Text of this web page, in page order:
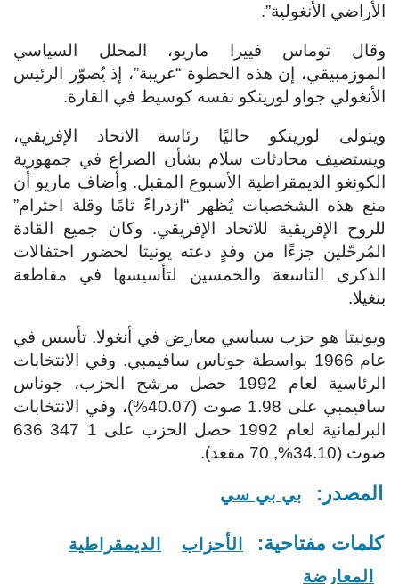
الأراضي الأنغولية”.
وقال توماس فييرا ماريو، المحلل السياسي
الموزمبيقي، إن هذه الخطوة “غريبة”، إذ يُصوّر الرئيس
الأنغولي جواو لورينكو نفسه كوسيط في القارة.
ويتولى لورينكو حاليًا رئاسة الاتحاد الإفريقي،
ويستضيف محادثات سلام بشأن الصراع في جمهورية
الكونغو الديمقراطية الأسبوع المقبل. وأضاف ماريو أن
منع هذه الشخصيات يُظهر “ازدراءً تامًا وقلة احترام”
للروح الإفريقية للاتحاد الإفريقي. وكان جميع القادة
المُرحّلين جزءًا من وفدٍ دعته يونيتا لحضور احتفالات
الذكرى التاسعة والخمسين لتأسيسها في مقاطعة
بنغيلا.
ويونيتا هو حزب سياسي معارض في أنغولا. تأسس في
عام 1966 بواسطة جوناس سافيمبي. وفي الانتخابات
الرئاسية لعام 1992 حصل مرشح الحزب، جوناس
سافيمبي على 1.98 صوت (40.07%)، وفي الانتخابات
البرلمانية لعام 1992 حصل الحزب على 1 347 636
صوت (34.10%, 70 مقعد).
المصدر: بي بي سي
كلمات مفتاحية: الأحزاب
الديمقراطية
المعارضة